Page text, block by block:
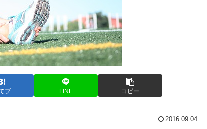
ブ LINE コピー
2016.09.04